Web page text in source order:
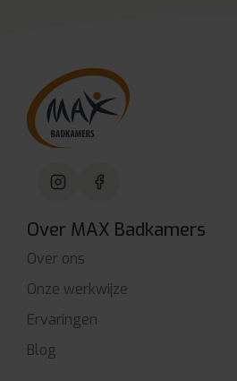
Over MAX Badkamers
Over ons
Onze werkwijze
Ervaringen
Blog